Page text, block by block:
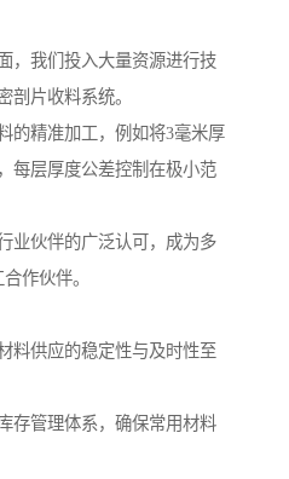
，我们投入大量资源进行技
剖片收料系统。
的精准加工，例如将3毫米厚
每层厚度公差控制在极小范
业伙伴的广泛认可，成为多
作伙伴。
料供应的稳定性与及时性至
存管理体系，确保常用材料